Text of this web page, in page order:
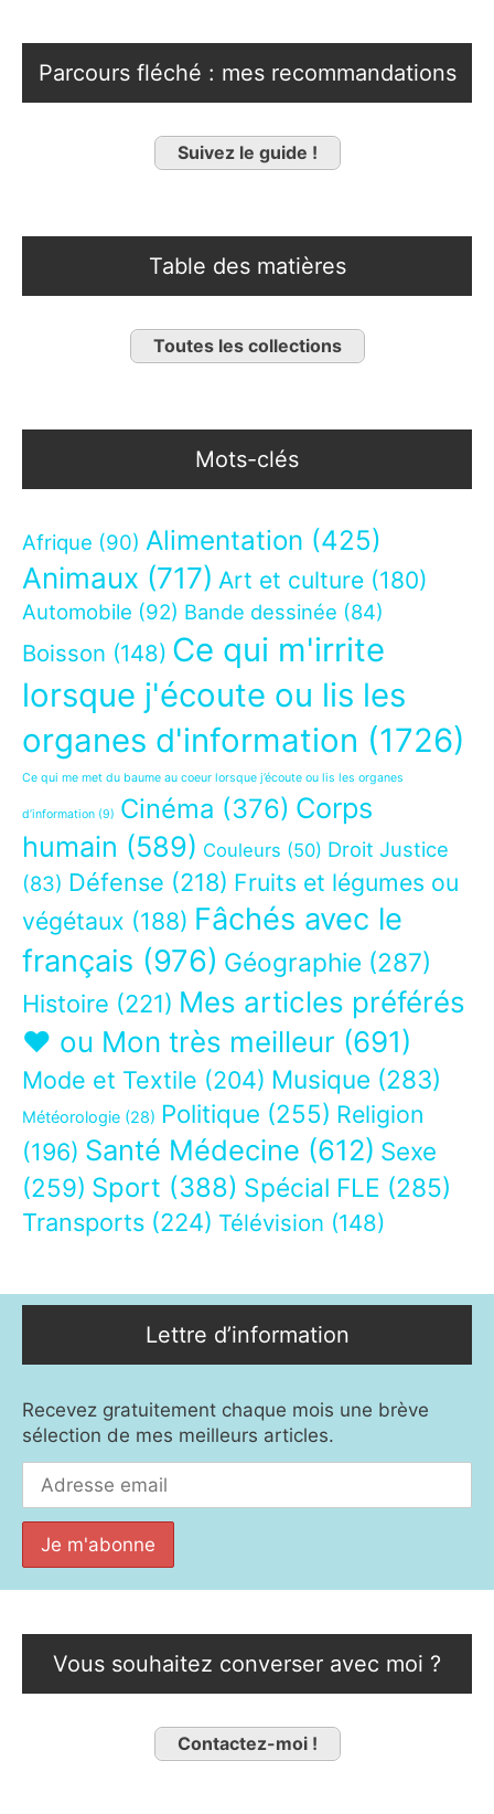
Parcours fléché : mes recommandations
Suivez le guide !
Table des matières
Toutes les collections
Mots-clés
Afrique (90) Alimentation (425)
Animaux (717) Art et culture (180)
Automobile (92) Bande dessinée (84)
Boisson (148) Ce qui m'irrite
lorsque j'écoute ou lis les
organes d'information (1726)
Ce qui me met du baume au coeur lorsque j’écoute ou lis les organes
d’information (9) Cinéma (376) Corps
humain (589) Couleurs (50) Droit Justice
(83) Défense (218) Fruits et légumes ou
végétaux (188) Fâchés avec le
français (976) Géographie (287)
Histoire (221) Mes articles préférés
❤ ou Mon très meilleur (691)
Mode et Textile (204) Musique (283)
Météorologie (28) Politique (255) Religion
(196) Santé Médecine (612) Sexe
(259) Sport (388) Spécial FLE (285)
Transports (224) Télévision (148)
Lettre d’information
Recevez gratuitement chaque mois une brève
sélection de mes meilleurs articles.
Vous souhaitez converser avec moi ?
Contactez-moi !